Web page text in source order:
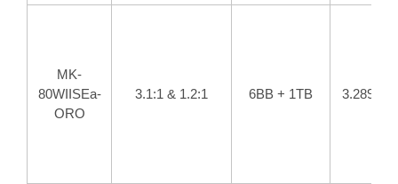
MK-
80WIISEa-
ORO
3.1:1 & 1.2:1 6BB + 1TB 3.289